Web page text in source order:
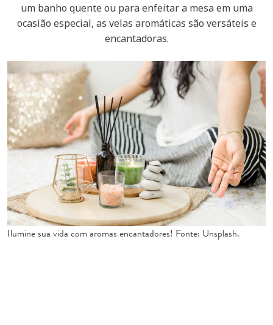
um banho quente ou para enfeitar a mesa em uma
ocasião especial, as velas aromáticas são versáteis e
encantadoras.
Ilumine sua vida com aromas encantadores! Fonte: Unsplash.